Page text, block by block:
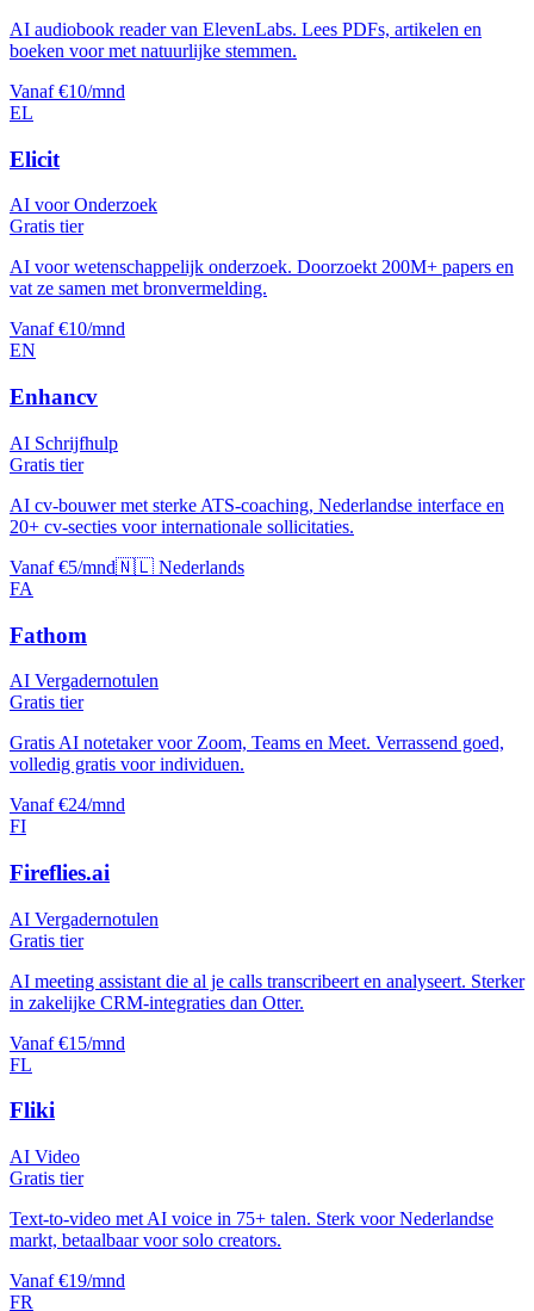
AI audiobook reader van ElevenLabs. Lees PDFs, artikelen en
boeken voor met natuurlijke stemmen.
Vanaf €10/mnd
EL
Elicit
AI voor Onderzoek
Gratis tier
AI voor wetenschappelijk onderzoek. Doorzoekt 200M+ papers en
vat ze samen met bronvermelding.
Vanaf €10/mnd
EN
Enhancv
AI Schrijfhulp
Gratis tier
AI cv-bouwer met sterke ATS-coaching, Nederlandse interface en
20+ cv-secties voor internationale sollicitaties.
Vanaf €5/mnd🇳🇱 Nederlands
FA
Fathom
AI Vergadernotulen
Gratis tier
Gratis AI notetaker voor Zoom, Teams en Meet. Verrassend goed,
volledig gratis voor individuen.
Vanaf €24/mnd
FI
Fireflies.ai
AI Vergadernotulen
Gratis tier
AI meeting assistant die al je calls transcribeert en analyseert. Sterker
in zakelijke CRM-integraties dan Otter.
Vanaf €15/mnd
FL
Fliki
AI Video
Gratis tier
Text-to-video met AI voice in 75+ talen. Sterk voor Nederlandse
markt, betaalbaar voor solo creators.
Vanaf €19/mnd
FR